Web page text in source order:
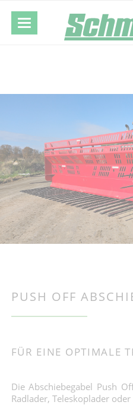
PUSH OFF
FÜR EINE OPTIMALE
Die Abschiebegabel Push
Radlader, Teleskoplader